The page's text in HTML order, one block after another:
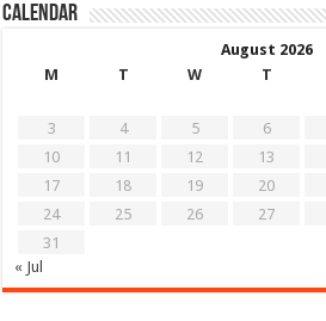
Calendar
August 2026
M
T W T
3
4 5 6
10
11 12 13
17
18 19 20
24
25 26 27
31
« Jul